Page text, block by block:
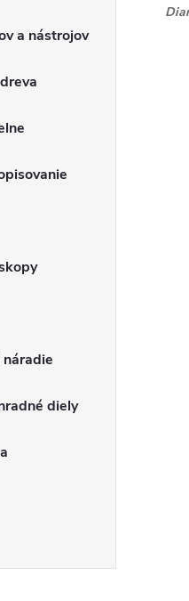
a nástrojov
diely